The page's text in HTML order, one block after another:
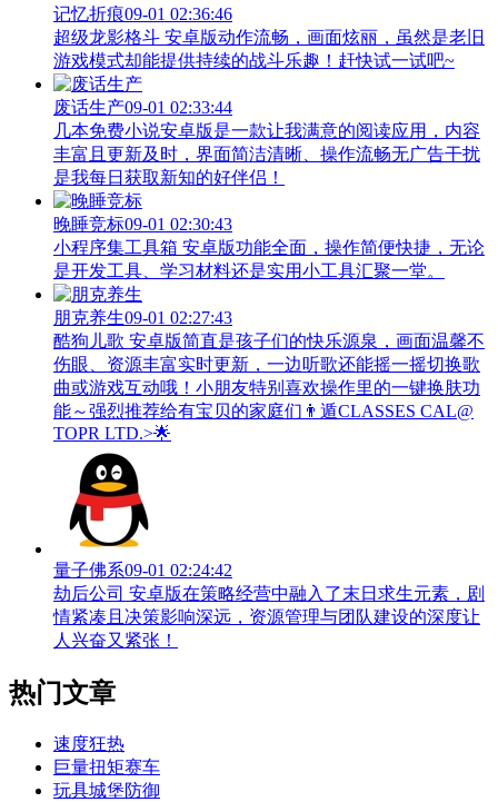
记忆折痕09-01 02:36:46
超级龙影格斗 安卓版动作流畅，画面炫丽，虽然是老旧
游戏模式却能提供持续的战斗乐趣！赶快试一试吧~
废话生产09-01 02:33:44
几本免费小说安卓版是一款让我满意的阅读应用，内容
丰富且更新及时，界面简洁清晰、操作流畅无广告干扰
是我每日获取新知的好伴侣！
晚睡竞标09-01 02:30:43
小程序集工具箱 安卓版功能全面，操作简便快捷，无论
是开发工具、学习材料还是实用小工具汇聚一堂。
朋克养生09-01 02:27:43
酷狗儿歌 安卓版简直是孩子们的快乐源泉，画面温馨不
伤眼、资源丰富实时更新，一边听歌还能摇一摇切换歌
曲或游戏互动哦！小朋友特别喜欢操作里的一键换肤功
能～强烈推荐给有宝贝的家庭们👨‍遁️CLASSES CAL@
TOPR LTD.>🌟
量子佛系09-01 02:24:42
劫后公司 安卓版在策略经营中融入了末日求生元素，剧
情紧凑且决策影响深远，资源管理与团队建设的深度让
人兴奋又紧张！
热门文章
速度狂热
巨量扭矩赛车
玩具城堡防御